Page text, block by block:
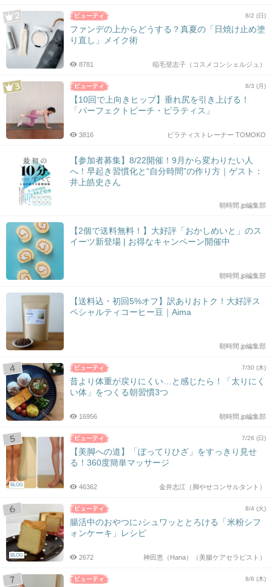
8/2 (日)
ファンデの上からどうする？真夏の「日焼け止め塗
り直し」メイク術
稲毛登志子（コスメコンシェルジュ）
8781
8/3 (月)
【10回で上向きヒップ】垂れ尻を引き上げる！
「パーフェクトピーチ・ピラティス」
ピラティストレーナー TOMOKO
3816
【参加者募集】8/22開催！9月から変わりたい人
へ！早起き習慣化と“自分時間”の作り方｜ゲスト：
井上皓史さん
朝時間.jp編集部
【2個で送料無料！】大好評「おかしめいと」のス
イーツ新登場 | お得なキャンペーン開催中
朝時間.jp編集部
【送料込・初回5%オフ】訳ありおトク！大好評ス
ペシャルティコーヒー豆｜Aima
朝時間.jp編集部
7/30 (木)
昔より体重が戻りにくい…と感じたら！「太りにく
い体」をつくる朝習慣3つ
朝時間.jp編集部
16956
BLOG
7/26 (日)
【美脚への道】「ぼってりひざ」をすっきり見せ
る！360度簡単マッサージ
金井志江（脚やせコンサルタント）
46362
BLOG
8/4 (火)
腸活中のおやつに♪シュワッととろける「米粉シフ
ォンケーキ」レシピ
神田恵（Hana）（美腸ケアセラピスト）
2672
8/6 (木)